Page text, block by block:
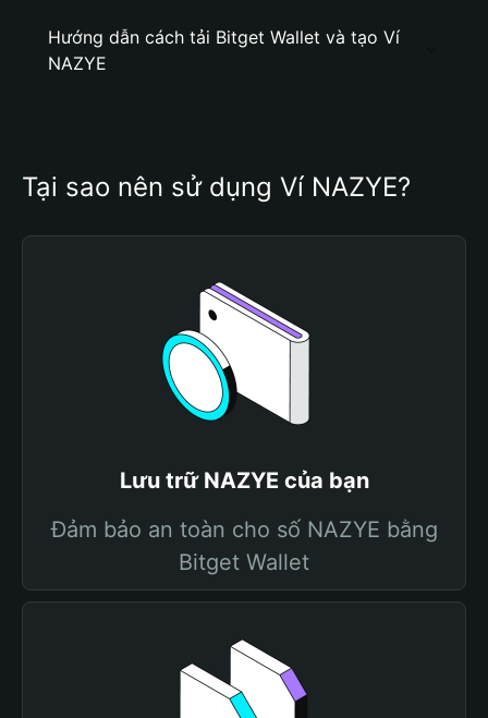
Hướng dẫn cách tải Bitget Wallet và tạo Ví
NAZYE
Tại sao nên sử dụng Ví NAZYE?
Lưu trữ NAZYE của bạn
Đảm bảo an toàn cho số NAZYE bằng
Bitget Wallet